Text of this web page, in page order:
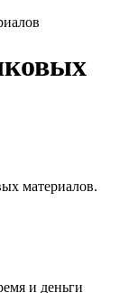
материалов.
и деньги